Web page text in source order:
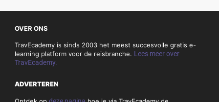
OVER ONS
TravEcademy is sinds 2003 het meest succesvolle gratis e-
learning platform voor de reisbranche. Lees meer over
TravEcademy.
ADVERTEREN